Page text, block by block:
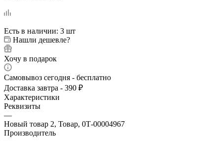
Есть в наличии: 3 шт
Нашли дешевле?
Хочу в подарок
Самовывоз сегодня - бесплатно
Доставка завтра - 390 ₽
Характеристики
Реквизиты
—
Новый товар 2, Товар, 0Т-00004967
Производитель